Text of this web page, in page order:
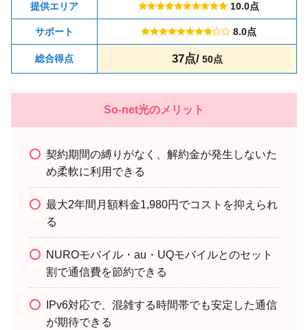
提供エリア 10.0点
サポート 8.0点
総合得点 37点/50点
So-net光のメリット
契約期間の縛りがなく、解約金が発生しないた
め柔軟に利用できる
最大2年間月額料金1,980円でコストを抑えられ
る
NUROモバイル・au・UQモバイルとのセット
割で通信費を節約できる
IPv6対応で、混雑する時間帯でも安定した通信
が期待できる